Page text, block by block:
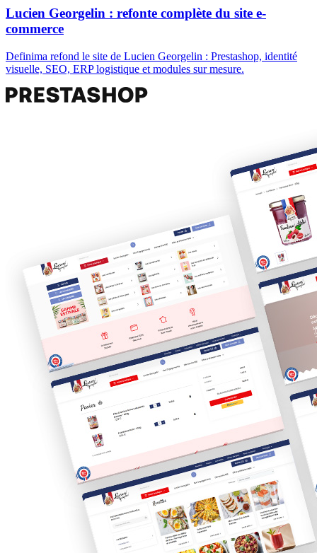
Lucien Georgelin : refonte complète du site e-
commerce
Definima refond le site de Lucien Georgelin : Prestashop, identité
visuelle, SEO, ERP logistique et modules sur mesure.